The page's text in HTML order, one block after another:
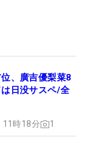
、廣吉優梨菜8
日没サスペ/全
11時18分 1